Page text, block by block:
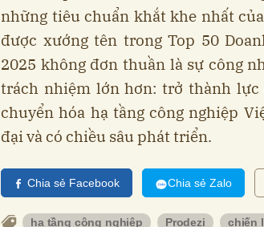
những tiêu chuẩn khắt khe nhất
được xướng tên trong Top 50
2025 không đơn thuần là sự công
trách nhiệm lớn hơn: trở thành
chuyển hóa hạ tầng công nghiệp
đại và có chiều sâu phát triển.
Chia sẻ Facebook Chia sẻ Zalo
hạ tầng công nghiệp Prodezi chiến